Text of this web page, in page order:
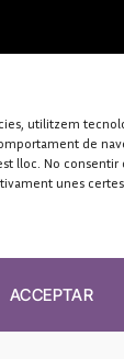
utilitzem
de
lloc. No consentir
unes
ACCEPTAR